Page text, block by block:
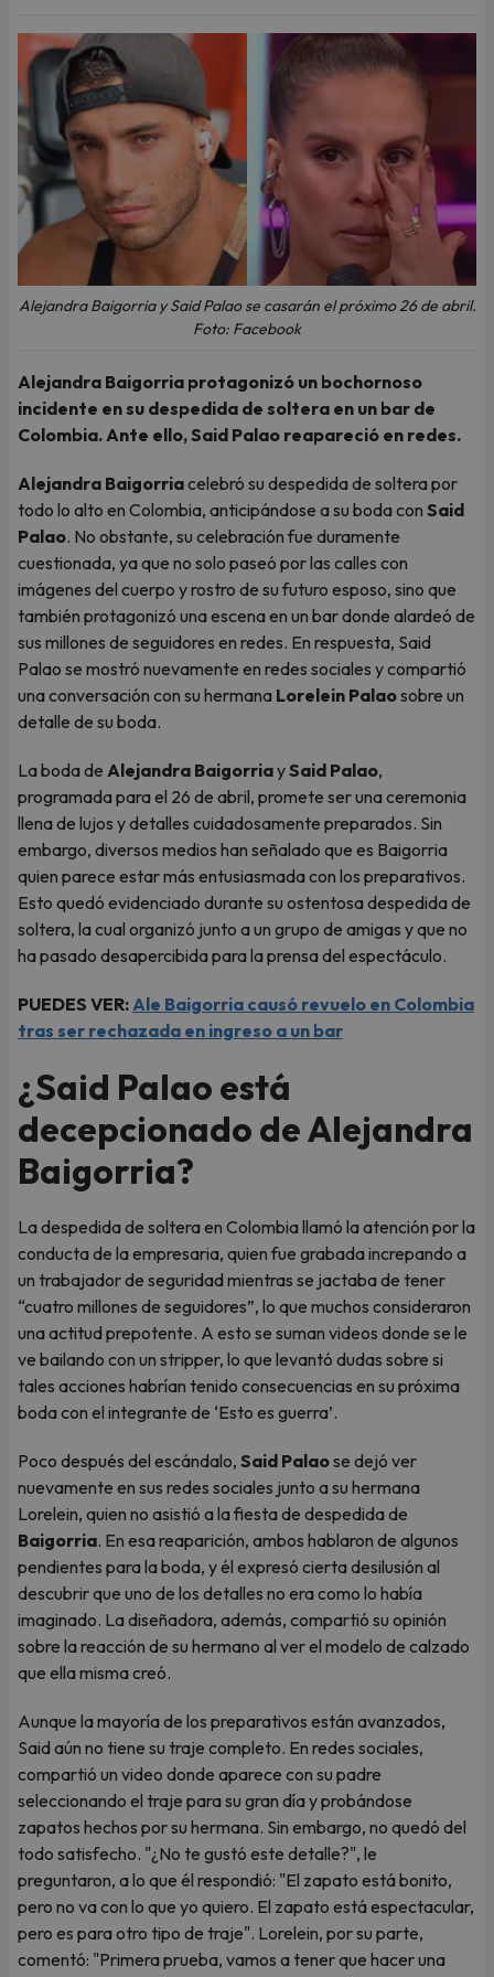
Alejandra Baigorria y Said Palao se casarán el próximo 26 de abril.
Foto: Facebook
Alejandra Baigorria protagonizó un bochornoso
incidente en su despedida de soltera en un bar de
Colombia. Ante ello, Said Palao reapareció en redes.
Alejandra Baigorriacelebró su despedida de soltera por
todo lo alto en Colombia, anticipándose a su boda con Said
Palao. No obstante, su celebración fue duramente
cuestionada, ya que no solo paseó por las calles con
imágenes del cuerpo y rostro de su futuro esposo, sino que
también protagonizó una escena en un bar donde alardeó de
sus millones de seguidores en redes. En respuesta, Said
Palao se mostró nuevamente en redes sociales y compartió
una conversación con su hermana Lorelein Palaosobre un
detalle de su boda.
La boda de Alejandra BaigorriaySaid Palao,
programada para el 26 de abril, promete ser una ceremonia
llena de lujos y detalles cuidadosamente preparados. Sin
embargo, diversos medios han señalado que es Baigorria
quien parece estar más entusiasmada con los preparativos.
Esto quedó evidenciado durante su ostentosa despedida de
soltera, la cual organizó junto a un grupo de amigas y que no
ha pasado desapercibida para la prensa del espectáculo.
PUEDES VER:Ale Baigorria causó revuelo en Colombia
tras ser rechazada en ingreso a un bar
¿Said Palao está
decepcionado de Alejandra
Baigorria?
La despedida de soltera en Colombia llamó la atención por la
conducta de la empresaria, quien fue grabada increpando a
un trabajador de seguridad mientras se jactaba de tener
“cuatro millones de seguidores”, lo que muchos consideraron
una actitud prepotente. A esto se suman videos donde se le
ve bailando con un stripper, lo que levantó dudas sobre si
tales acciones habrían tenido consecuencias en su próxima
boda con el integrante de ‘Esto es guerra’.
Poco después del escándalo, Said Palaose dejó ver
nuevamente en sus redes sociales junto a su hermana
Lorelein, quien no asistió a la fiesta de despedida de
Baigorria. En esa reaparición, ambos hablaron de algunos
pendientes para la boda, y él expresó cierta desilusión al
descubrir que uno de los detalles no era como lo había
imaginado. La diseñadora, además, compartió su opinión
sobre la reacción de su hermano al ver el modelo de calzado
que ella misma creó.
Aunque la mayoría de los preparativos están avanzados,
Said aún no tiene su traje completo. En redes sociales,
compartió un video donde aparece con su padre
seleccionando el traje para su gran día y probándose
zapatos hechos por su hermana. Sin embargo, no quedó del
todo satisfecho. "¿No te gustó este detalle?", le
preguntaron, a lo que él respondió: "El zapato está bonito,
pero no va con lo que yo quiero. El zapato está espectacular,
pero es para otro tipo de traje". Lorelein, por su parte,
comentó: "Primera prueba, vamos a tener que hacer una